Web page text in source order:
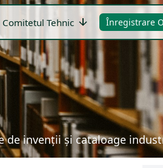
Comitetul Tehnic arrow_downward Înregistrare
de invenții și cataloage